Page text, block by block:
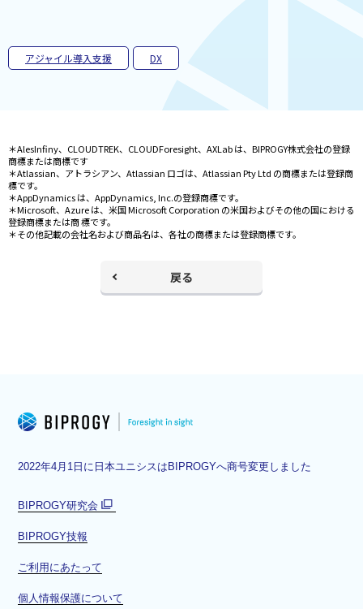
く
アジャイル導入支援 DX
＊AlesInfiny、CLOUDTREK、CLOUDForesight、AXLab は、BIPROGY株式会社の登録
商標または商標です
＊Atlassian、アトラシアン、Atlassian ロゴは、Atlassian Pty Ltd の商標または登録商
標です。
＊AppDynamics は、AppDynamics, Inc.の登録商標です。
＊Microsoft、Azure は、米国 Microsoft Corporation の米国およびその他の国における
登録商標または商 標です。
＊その他記載の会社名および商品名は、各社の商標または登録商標です。
戻る
2022年4月1日に日本ユニシスはBIPROGYへ商号変更しました
BIPROGY研究会
ド
BIPROGY技報
ご利用にあたって
個人情報保護について